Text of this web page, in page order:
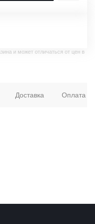
и может отличаться от цен в
Доставка Оплата